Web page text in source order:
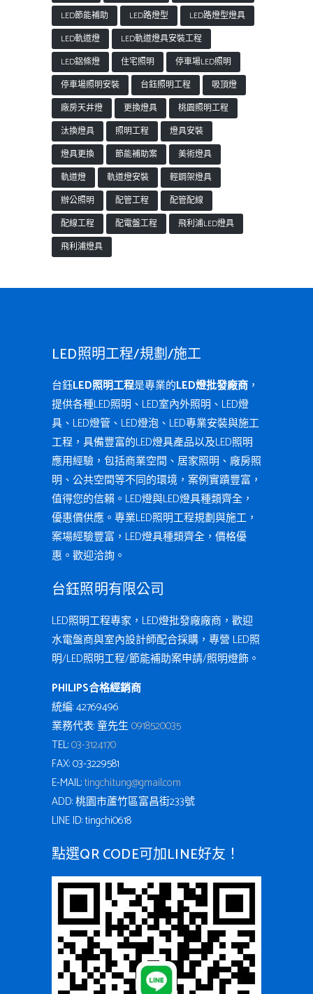
LED節能補助
LED路燈型
LED路燈型燈具
LED軌道燈
LED軌道燈具安裝工程
LED鋁條燈
住宅照明
停車場LED照明
停車場照明安裝
台鈺照明工程
吸頂燈
廠房天井燈
更換燈具
桃園照明工程
汰換燈具
照明工程
燈具安裝
燈具更換
節能補助案
美術燈具
軌道燈
軌道燈安裝
輕鋼架燈具
辦公照明
配管工程
配管配線
配線工程
配電盤工程
飛利浦LED燈具
飛利浦燈具
LED照明工程/規劃/施工
台鈺LED照明工程是專業的LED燈批發廠商 ，
提供各種LED照明、LED室內外照明、LED燈
具、LED燈管、LED燈泡、LED專業安裝與施工
工程，具備豐富的LED燈具產品以及LED照明
應用經驗，包括商業空間、居家照明、廠房照
明、公共空間等不同的環境，案例實蹟豐富，
值得您的信賴。LED燈與LED燈具種類齊全，
優惠價供應。專業LED照明工程規劃與施工，
案場經驗豐富，LED燈具種類齊全，價格優
惠。歡迎洽詢。
台鈺照明有限公司
LED照明工程專家，LED燈批發廠廠商，歡迎
水電盤商與室內設計師配合採購，專營 LED照
明/LED照明工程/節能補助案申請/照明燈飾。
PHILIPS合格經銷商
統編: 42769496
業務代表: 童先生0918520035
TEL:03-3124170
FAX: 03-3229581
E-MAIL:tingchi.tung@gmail.com
ADD: 桃園市蘆竹區富昌街233號
LINE ID: tingchi0618
點選QR CODE可加LINE好友！